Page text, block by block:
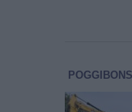
POGGIBONSI